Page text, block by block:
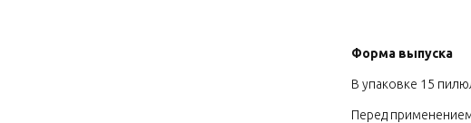
Форма выпуска
В упаковке 15
Перед